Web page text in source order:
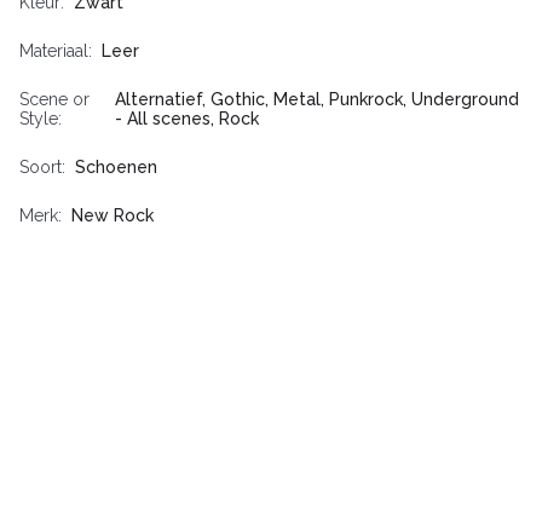
Materiaal Leer
Scene or
Style
Alternatief, Gothic, Metal, Punkrock, Underground
- All scenes, Rock
Soort Schoenen
Merk New Rock